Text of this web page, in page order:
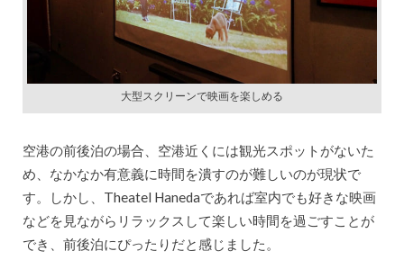
大型スクリーンで映画を楽しめる
空港の前後泊の場合、空港近くには観光スポットがないた
め、なかなか有意義に時間を潰すのが難しいのが現状で
す。しかし、Theatel Hanedaであれば室内でも好きな映画
などを見ながらリラックスして楽しい時間を過ごすことが
でき、前後泊にぴったりだと感じました。